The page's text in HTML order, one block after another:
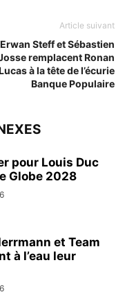
Article suivant
Erwan Steff et Sébastien
remplacent Ronan
à la tête de l’écurie
Banque Populaire
pour Louis Duc
Globe 2028
et Team
à l’eau leur